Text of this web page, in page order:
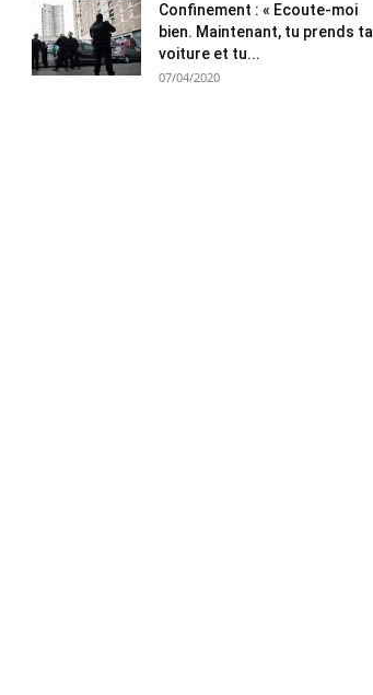
Confinement : « Ecoute-moi
bien. Maintenant, tu prends ta
voiture et tu...
07/04/2020